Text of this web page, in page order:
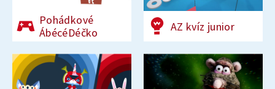
Pohádkové
ÁbécéDéčko
AZ kvíz junior